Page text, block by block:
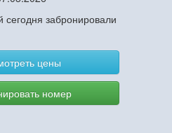
сегодня забронировали
цены
номер